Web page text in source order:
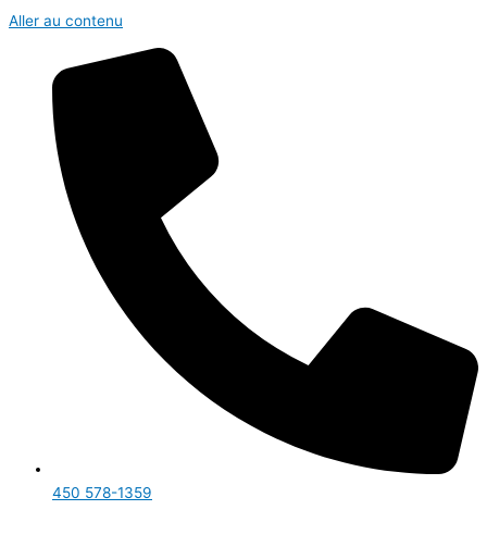
Aller au contenu
450 578-1359